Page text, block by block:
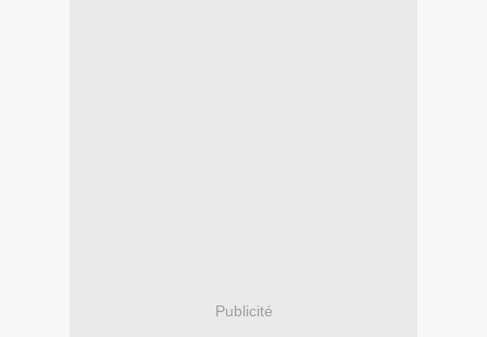
Publicité